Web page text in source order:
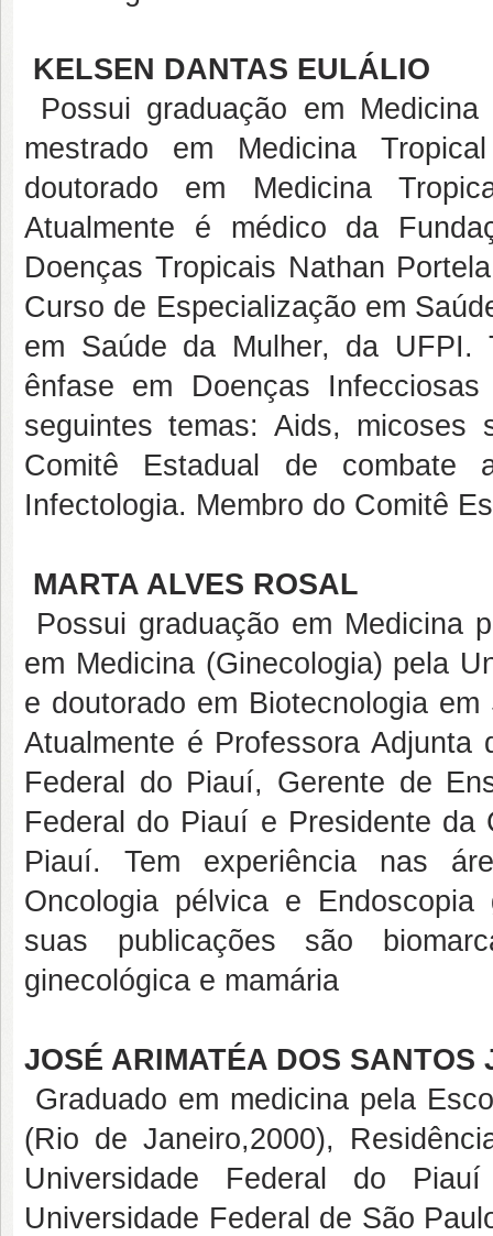
KELSEN DANTAS EULÁLIO
Possui graduação em
mestrado em Medicina
doutorado em Medicina
Atualmente é médico da
Doenças Tropicais Nathan
Curso de Especialização em
em Saúde da Mulher, da UFPI.
ênfase em Doenças
seguintes temas: Aids, micoses
Comitê Estadual de combate
Infectologia. Membro do Comitê
MARTA ALVES ROSAL
Possui graduação em Medicina
em Medicina (Ginecologia) pela
e doutorado em Biotecnologia
Atualmente é Professora Adjunta
Federal do Piauí, Gerente de
Federal do Piauí e Presidente da
Piauí. Tem experiência nas
Oncologia pélvica e
suas publicações são
ginecológica e mamária
JOSÉ ARIMATÉA DOS SANTOS
Graduado em medicina pela
(Rio de Janeiro,2000),
Universidade Federal do
Universidade Federal de São